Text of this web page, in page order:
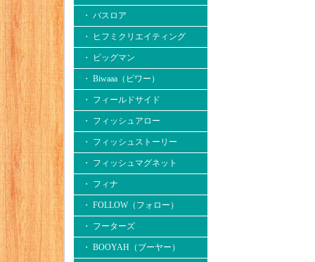
・ バスロア
・ ヒフミクリエイティング
・ ビッグマン
・ Biwaaa（ビワー）
・ フィールドサイド
・ フィッシュアロー
・ フィッシュストーリー
・ フィッシュマグネット
・ フィナ
・ FOLLOW（フォロー）
・ フーターズ
・ BOOYAH（ブーヤー）